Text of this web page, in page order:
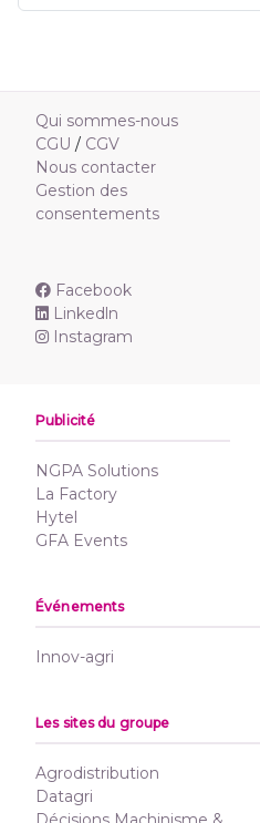
Qui sommes-nous
CGU / CGV
Nous contacter
Gestion des
consentements
Facebook
Linkedln
Instagram
Publicité
NGPA Solutions
La Factory
Hytel
GFA Events
Événements
Innov-agri
Les sites du groupe
Agrodistribution
Datagri